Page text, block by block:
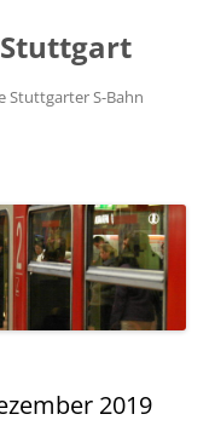
Stuttgart
Stuttgarter S-Bahn
2019